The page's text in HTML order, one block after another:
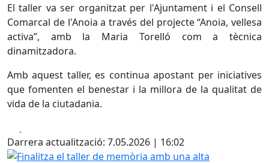
El taller va ser organitzat per l'Ajuntament i el Consell
Comarcal de l'Anoia a través del projecte “Anoia, vellesa
activa”, amb la Maria Torelló com a tècnica
dinamitzadora.
Amb aquest taller, es continua apostant per iniciatives
que fomenten el benestar i la millora de la qualitat de
vida de la ciutadania.
Darrera actualització: 7.05.2026 | 16:02
Finalitza el taller de memòria amb una alta participació i